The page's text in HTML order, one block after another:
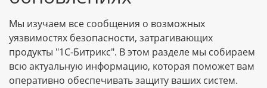
компьютере
Забыли свой пароль?
Мы изучаем все сообщения о возможных
уязвимостях безопасности, затрагивающих
продукты "1С-Битрикс". В этом разделе мы собираем
всю актуальную информацию, которая поможет вам
оперативно обеспечивать защиту ваших систем.